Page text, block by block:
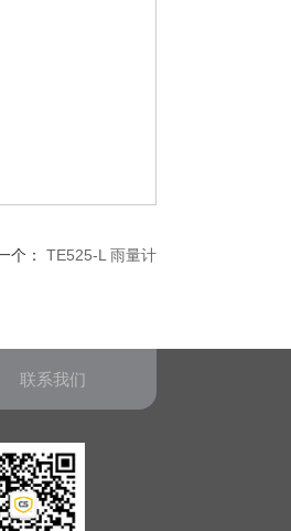
个： TE525-L 雨量计
联系我们